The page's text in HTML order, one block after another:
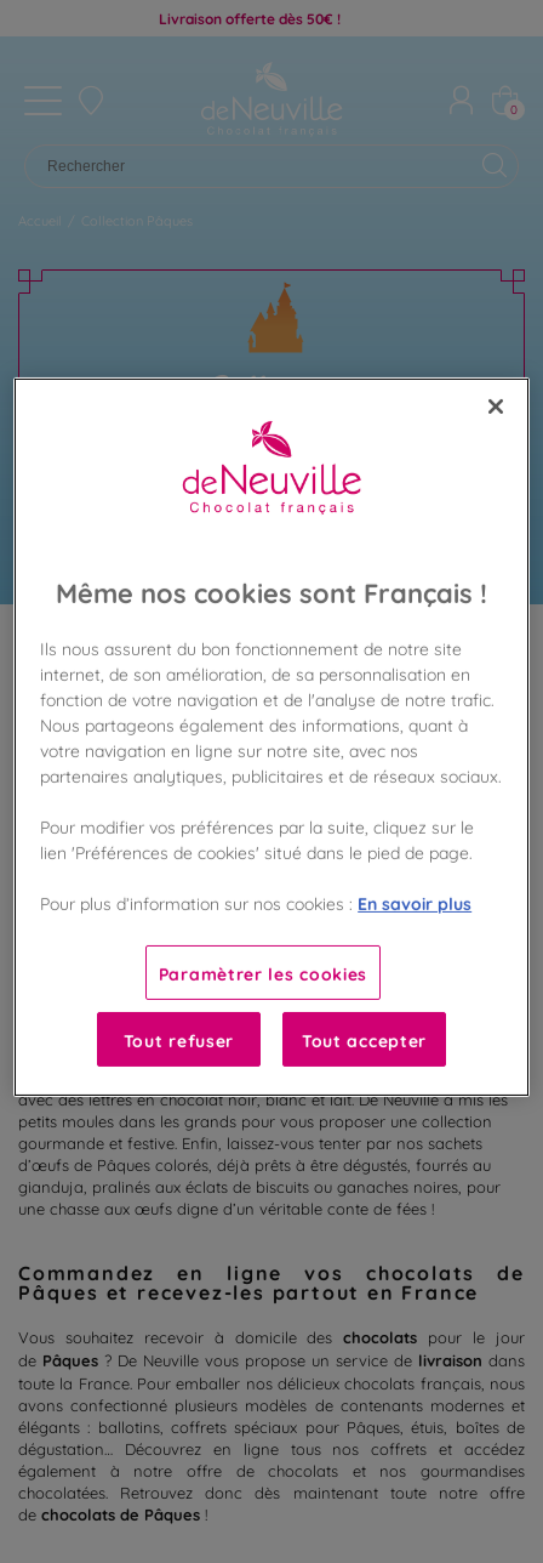
Livraison offerte dès 50€ !
0
Accueil Collection Pâques
Collection
CHOCOLATS DE PÂQUES
Invitez la magie des contes de fées à illuminer
vos fêtes de Pâquesavec nos délices enchantés !
En savoir plus
100%
Fabriqué en France
Découvrez pour Pâques un assortiment de
gourmandise selon votre choix… Chocolat
noir, chocolat au lait, chocolat blanc !
De Neuville, créateur de chocolat français sans huile de palme, invite
petits et grands gourmands à un voyage féerique exceptionnel pour
célèbre cette fête en proposant de délicieux assortiments de
monde merveilleux des contes de fées pour une aventure haute en
couleurs et en saveurs ! Retrouvez nos moulages vedettes : la
princesse élégante, le dragon majestueux, et le brave chevalier, sans
oublier les œufs, lapins et poules en chocolat noir, blanc et au lait.
de Pâques sont accompagnés de fritures gourmandes, de
petits œufs pralinés. Pour une touche personnalisée, offrez un
avec des lettres en chocolat noir, blanc et lait. De Neuville a mis les
petits moules dans les grands pour vous proposer une collection
gourmande et festive. Enfin, laissez-vous tenter par nos sachets
d’œufs de Pâques colorés, déjà prêts à être dégustés, fourrés au
gianduja, pralinés aux éclats de biscuits ou ganaches noires, pour
une chasse aux œufs digne d’un véritable conte de fées !
Commandez en ligne vos chocolats de
Pâques et recevez-les partout en France
Vous souhaitez recevoir à domicile des chocolats pour le jour
de Pâques ? De Neuville vous propose un service de livraison dans
toute la France. Pour emballer nos délicieux chocolats français, nous
avons confectionné plusieurs modèles de contenants modernes et
élégants : ballotins, coffrets spéciaux pour Pâques, étuis, boîtes de
dégustation… Découvrez en ligne tous nos coffrets et accédez
également à notre offre de chocolats et nos gourmandises
chocolatées. Retrouvez donc dès maintenant toute notre offre
de chocolats de Pâques !
Même nos cookies sont Français !
Ils nous assurent du bon fonctionnement de notre site
internet, de son amélioration, de sa personnalisation en
fonction de votre navigation et de l'analyse de notre trafic.
Nous partageons également des informations, quant à
votre navigation en ligne sur notre site, avec nos
partenaires analytiques, publicitaires et de réseaux sociaux.
Pour modifier vos préférences par la suite, cliquez sur le
lien 'Préférences de cookies' situé dans le pied de page.
Pour plus d’information sur nos cookies : En savoir plus
Paramètrer les cookies
Tout refuser Tout accepter